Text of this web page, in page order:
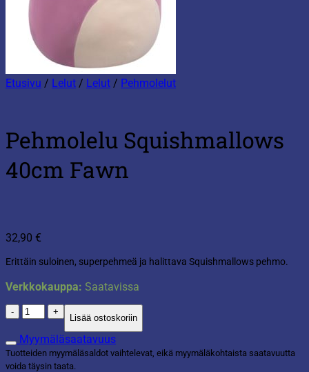
Etusivu / Lelut / Lelut / Pehmolelut
Pehmolelu Squishmallows
40cm Fawn
32,90 €
Erittäin suloinen, superpehmeä ja halittava Squishmallows pehmo.
Verkkokauppa: Saatavissa
Pehmolelu
Squishmallows
40cm
Fawn
määrä
Lisää ostoskoriin
Myymäläsaatavuus
Tuotteiden myymäläsaldot vaihtelevat, eikä myymäläkohtaista saatavuutta
voida täysin taata.